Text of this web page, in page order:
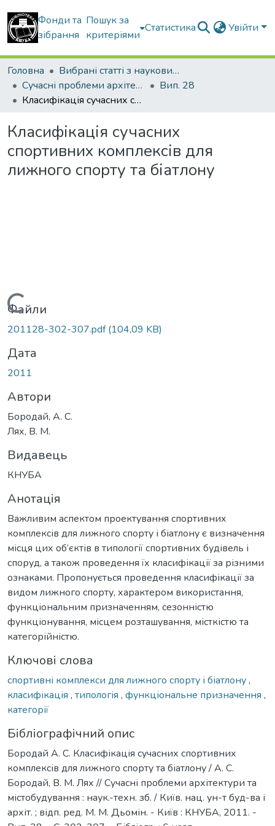
Фонди та
зібрання
Пошук за
критеріями
Статистика Увійти
Головна
Вибрані статті з наукових збірників КНУБА
Сучасні проблеми архітектури та містобудування
Вип. 28
Класифікація сучасних спортивних комплексів для лижного спорту та біатлону
Класифікація сучасних
спортивних комплексів для
лижного спорту та біатлону
Вантажиться...
Файли
201128-302-307.pdf(104,09 KB)
Дата
2011
Автори
Бородай, А. С.
Лях, В. М.
Видавець
КНУБА
Анотація
Важливим аспектом проектування спортивних
комплексів для лижного спорту і біатлону є визначення
місця цих об’єктів в типології спортивних будівель і
споруд, а також проведення їх класифікації за різними
ознаками. Пропонується проведення класифікації за
видом лижного спорту, характером використання,
функціональним призначенням, сезонністю
функціонування, місцем розташування, місткістю та
категорійністю.
Ключові слова
спортивні комплекси для лижного спорту і біатлону,
класифікація , типологія , функціональне призначення ,
категорії
Бібліографічний опис
Бородай А. С. Класифікація сучасних спортивних
комплексів для лижного спорту та біатлону / А. С.
Бородай, В. М. Лях // Сучасні проблеми архітектури та
містобудування : наук.-техн. зб. / Київ. нац. ун-т буд-ва і
архіт. ; відп. ред. М. М. Дьомін. - Київ : КНУБА, 2011. -